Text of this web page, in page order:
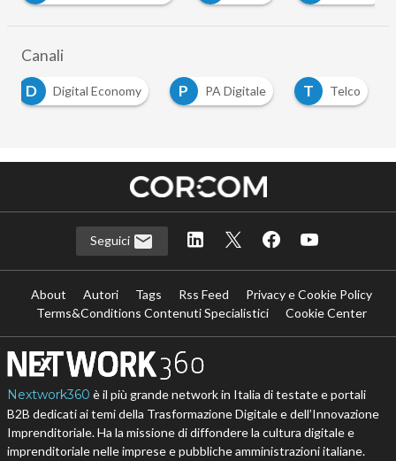
Canali
D
Digital Economy P PA Digitale T Telco
Seguici
About Autori Tags Rss Feed
Privacy e Cookie Policy
Terms&Conditions Contenuti Specialistici
Cookie Center
Nextwork360 è il più grande network in Italia di testate e portali
B2B dedicati ai temi della Trasformazione Digitale e dell’Innovazione
Imprenditoriale. Ha la missione di diffondere la cultura digitale e
imprenditoriale nelle imprese e pubbliche amministrazioni italiane.